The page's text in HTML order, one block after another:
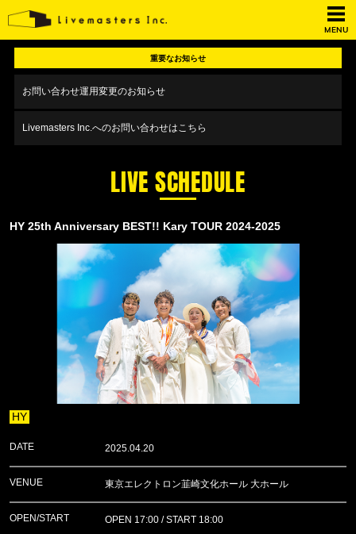
MENU
重要なお知らせ
お問い合わせ運用変更のお知らせ
Livemasters Inc.へのお問い合わせはこちら
LIVE SCHEDULE
HY 25th Anniversary BEST!! Kary TOUR 2024-2025
HY
DATE 2025.04.20
VENUE 東京エレクトロン韮崎文化ホール 大ホール
OPEN/START OPEN 17:00 / START 18:00